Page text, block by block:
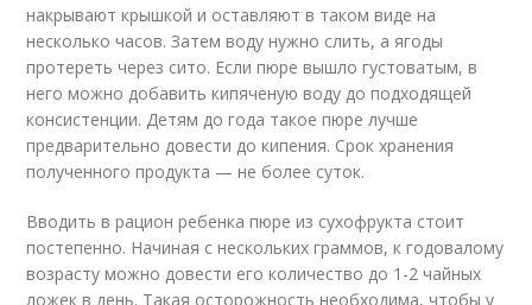
накрывают крышкой и оставляют в таком виде на
несколько часов. Затем воду нужно слить, а ягоды
протереть через сито. Если пюре вышло густоватым, в
него можно добавить кипяченую воду до подходящей
консистенции. Детям до года такое пюре лучше
предварительно довести до кипения. Срок хранения
полученного продукта — не более суток.
Вводить в рацион ребенка пюре из сухофрукта стоит
постепенно. Начиная с нескольких граммов, к годовалому
возрасту можно довести его количество до 1-2 чайных
ложек в день. Такая осторожность необходима, чтобы у